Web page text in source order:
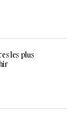
les plus